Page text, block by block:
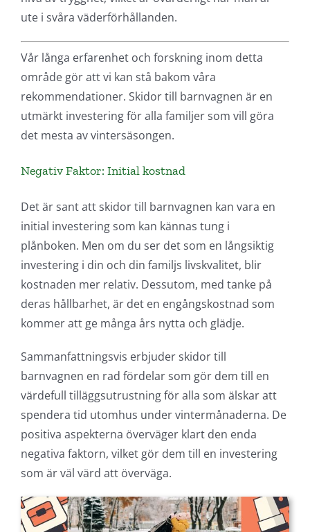
ute i svåra väderförhållanden.
Vår långa erfarenhet och forskning inom detta
område gör att vi kan stå bakom våra
rekommendationer. Skidor till barnvagnen är en
utmärkt investering för alla familjer som vill göra
det mesta av vintersäsongen.
Negativ Faktor: Initial kostnad
Det är sant att skidor till barnvagnen kan vara en
initial investering som kan kännas tung i
plånboken. Men om du ser det som en långsiktig
investering i din och din familjs livskvalitet, blir
kostnaden mer relativ. Dessutom, med tanke på
deras hållbarhet, är det en engångskostnad som
kommer att ge många års nytta och glädje.
Sammanfattningsvis erbjuder skidor till
barnvagnen en rad fördelar som gör dem till en
värdefull tilläggsutrustning för alla som älskar att
spendera tid utomhus under vintermånaderna. De
positiva aspekterna överväger klart den enda
negativa faktorn, vilket gör dem till en investering
som är väl värd att överväga.